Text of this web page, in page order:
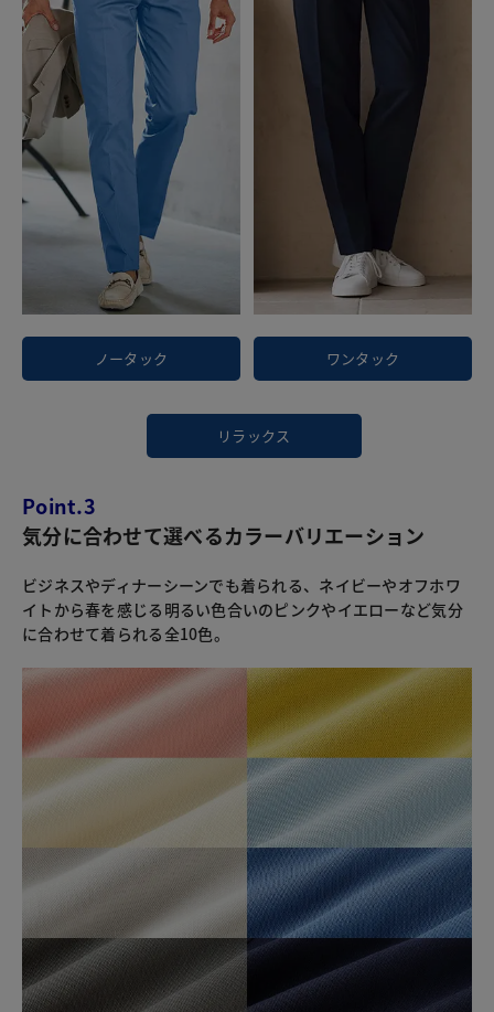
ノータック ワンタック
リラックス
Point.3
気分に合わせて選べるカラーバリエーション
ビジネスやディナーシーンでも着られる、ネイビーやオフホワ
イトから春を感じる明るい色合いのピンクやイエローなど気分
に合わせて着られる全10色。